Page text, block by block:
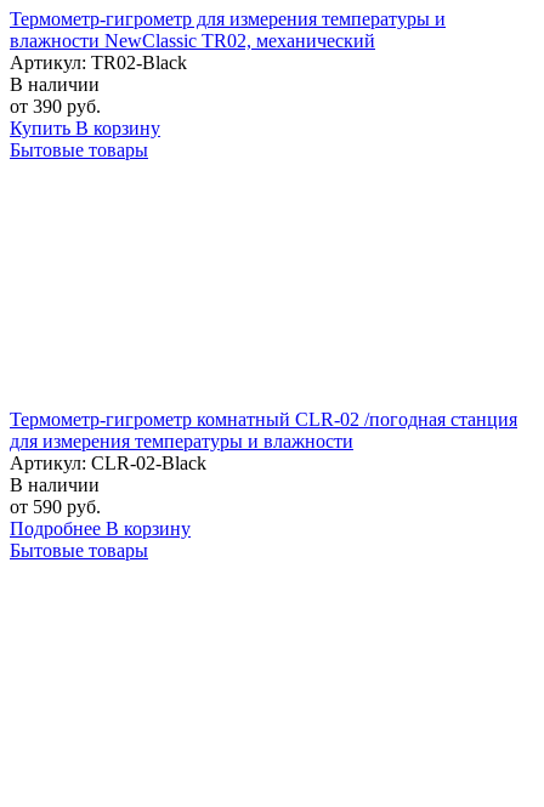
Термометр-гигрометр для измерения температуры и
влажности NewClassic TR02, механический
Артикул: TR02-Black
В наличии
от 390 руб.
Купить В корзину
Бытовые товары
Термометр-гигрометр комнатный CLR-02 /погодная станция
для измерения температуры и влажности
Артикул: CLR-02-Black
В наличии
от 590 руб.
Подробнее В корзину
Бытовые товары